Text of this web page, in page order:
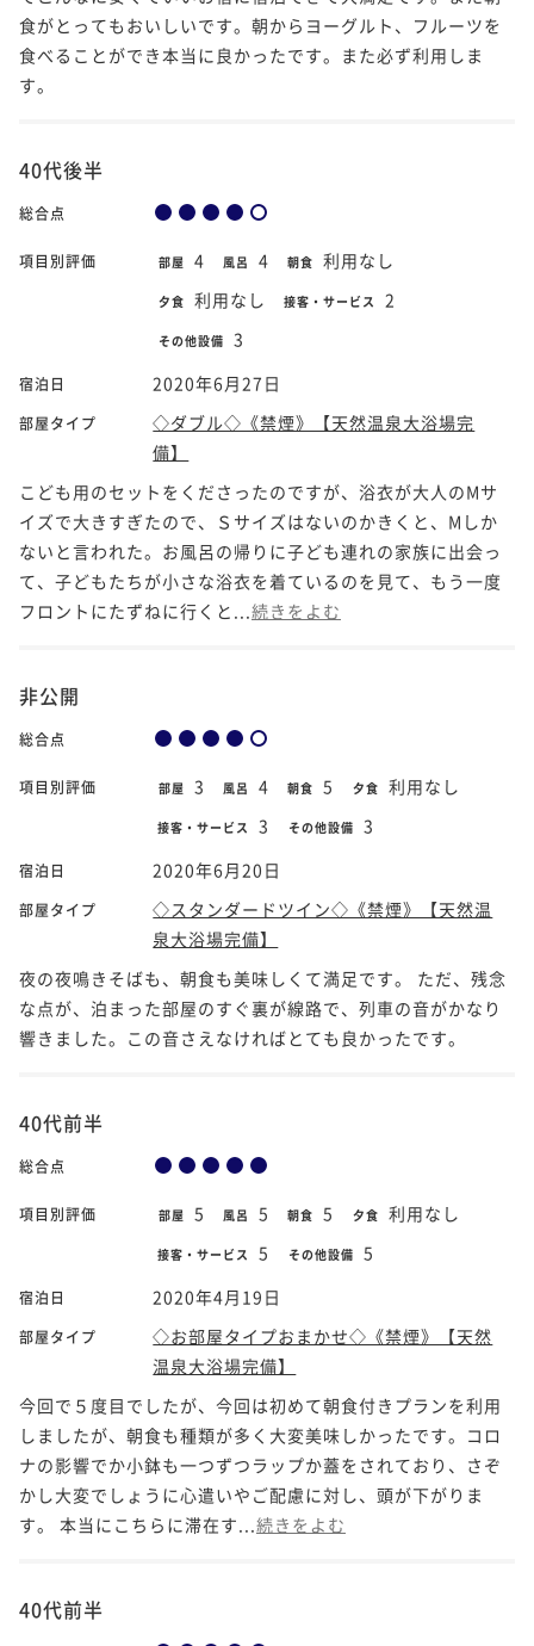
食がとってもおいしいです。朝からヨーグルト、フルーツを
食べることができ本当に良かったです。また必ず利用しま
す。
40代後半
総合点
項目別評価 部屋 4 風呂 4 朝食 利用なし
夕食 利用なし 接客・サービス 2
その他設備 3
宿泊日 2020年6月27日
部屋タイプ
◇ダブル◇《禁煙》【天然温泉大浴場完
備】
こども用のセットをくださったのですが、浴衣が大人のMサ
イズで大きすぎたので、Ｓサイズはないのかきくと、Mしか
ないと言われた。お風呂の帰りに子ども連れの家族に出会っ
て、子どもたちが小さな浴衣を着ているのを見て、もう一度
フロントにたずねに行くと... 続きをよむ
非公開
総合点
項目別評価 部屋 3 風呂 4 朝食 5 夕食 利用なし
接客・サービス 3 その他設備 3
宿泊日 2020年6月20日
部屋タイプ
◇スタンダードツイン◇《禁煙》【天然温
泉大浴場完備】
夜の夜鳴きそばも、朝食も美味しくて満足です。 ただ、残念
な点が、泊まった部屋のすぐ裏が線路で、列車の音がかなり
響きました。この音さえなければとても良かったです。
40代前半
総合点
項目別評価 部屋 5 風呂 5 朝食 5 夕食 利用なし
接客・サービス 5 その他設備 5
宿泊日 2020年4月19日
部屋タイプ
◇お部屋タイプおまかせ◇《禁煙》【天然
温泉大浴場完備】
今回で５度目でしたが、今回は初めて朝食付きプランを利用
しましたが、朝食も種類が多く大変美味しかったです。コロ
ナの影響でか小鉢も一つずつラップか蓋をされており、さぞ
かし大変でしょうに心遣いやご配慮に対し、頭が下がりま
す。 本当にこちらに滞在す... 続きをよむ
40代前半